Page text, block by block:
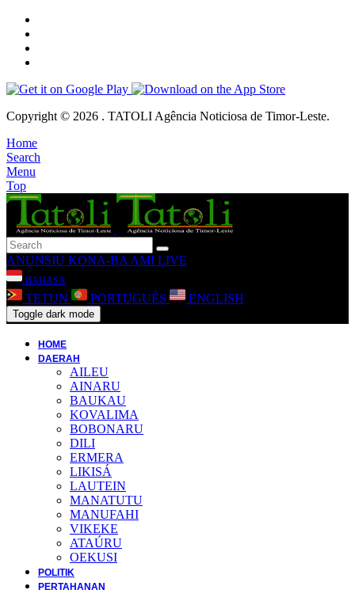
Copyright © 2026 . TATOLI Agência Noticiosa de Timor-Leste.
Home
Search
Menu
Top
ANUNSIU KONA-BA AMI LIVE
BAHASA
TETUN PORTUGUÊS ENGLISH
Toggle dark mode
HOME
DAERAH
AILEU
AINARU
BAUKAU
KOVALIMA
BOBONARU
DILI
ERMERA
LIKISÁ
LAUTEIN
MANATUTU
MANUFAHI
VIKEKE
ATAÚRU
OEKUSI
POLITIK
PERTAHANAN